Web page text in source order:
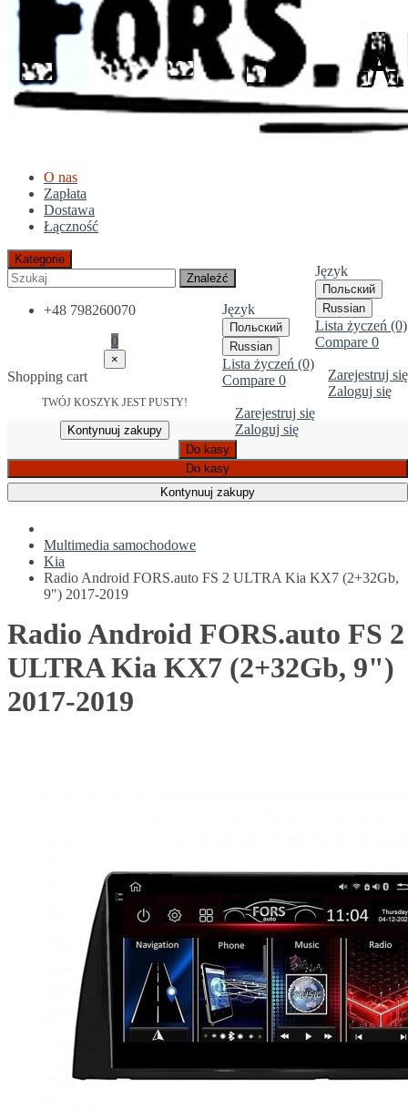
O nas
Zapłata
Dostawa
Łączność
Język
Польский
Russian
Lista życzeń (0)
Compare 0
Zarejestruj się
Zaloguj się
Kategorie
Znaleźć
Język
Польский
Russian
Lista życzeń (0)
Compare 0
Zarejestruj się
Zaloguj się
+48 798260070
0
×
Shopping cart
TWÓJ KOSZYK JEST PUSTY!
Kontynuuj zakupy
Do kasy
Do kasy
Kontynuuj zakupy
Multimedia samochodowe
Kia
Radio Android FORS.auto FS 2 ULTRA Kia KX7 (2+32Gb,
9") 2017-2019
Radio Android FORS.auto FS 2
ULTRA Kia KX7 (2+32Gb, 9")
2017-2019